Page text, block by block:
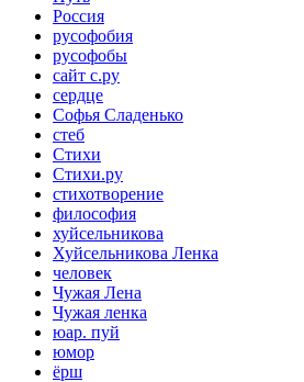
Россия
русофобия
русофобы
сайт с.ру
сердце
Софья Сладенько
стеб
Стихи
Стихи.ру
стихотворение
философия
хуйсельникова
Хуйсельникова Ленка
человек
Чужая Лена
Чужая ленка
юар. пуй
юмор
ёрш